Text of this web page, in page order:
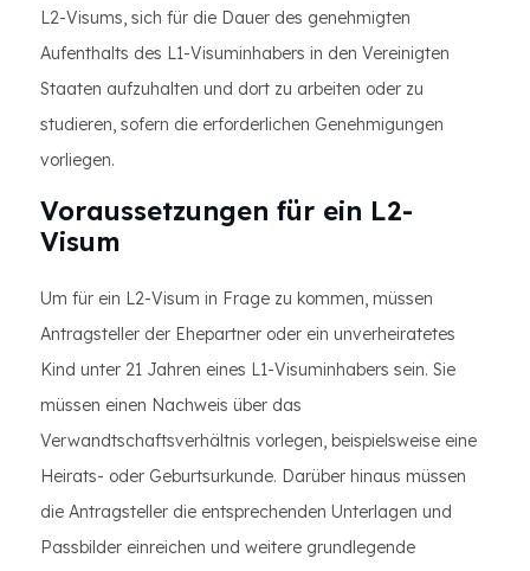
L2-Visums, sich für die Dauer des genehmigten
Aufenthalts des L1-Visuminhabers in den Vereinigten
Staaten aufzuhalten und dort zu arbeiten oder zu
studieren, sofern die erforderlichen Genehmigungen
vorliegen.
Voraussetzungen für ein L2-
Visum
Um für ein L2-Visum in Frage zu kommen, müssen
Antragsteller der Ehepartner oder ein unverheiratetes
Kind unter 21 Jahren eines L1-Visuminhabers sein. Sie
müssen einen Nachweis über das
Verwandtschaftsverhältnis vorlegen, beispielsweise eine
Heirats- oder Geburtsurkunde. Darüber hinaus müssen
die Antragsteller die entsprechenden Unterlagen und
Passbilder einreichen und weitere grundlegende